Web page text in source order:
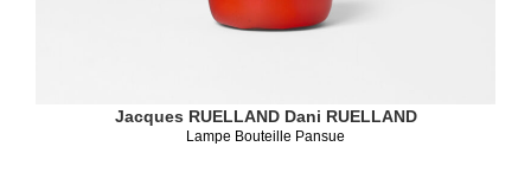
Jacques RUELLAND Dani RUELLAND
Lampe Bouteille Pansue